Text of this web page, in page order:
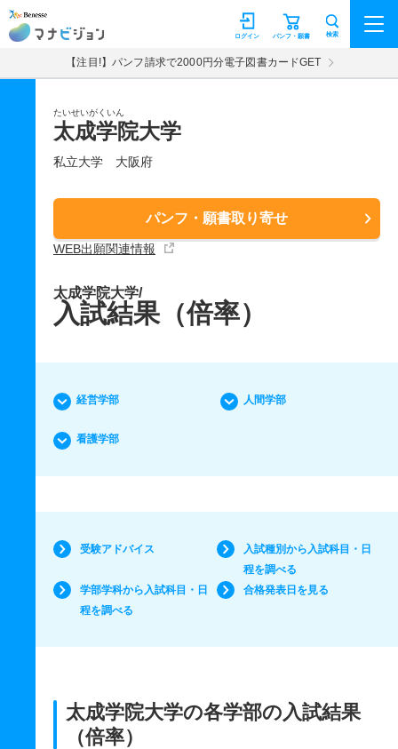
マナビジョン パンフ・願書
ログイン 検索
【注目!】パンフ請求で2000円分電子図書カードGET
たいせいがくいん
太成学院大学
私立大学 大阪府
パンフ・願書取り寄せ
WEB出願関連情報
太成学院大学/
入試結果（倍率）
経営学部 人間学部
看護学部
受験アドバイス
入試種別から入試科目・日
程を調べる
学部学科から入試科目・日
程を調べる
合格発表日を見る
太成学院大学の各学部の入試結果
（倍率）